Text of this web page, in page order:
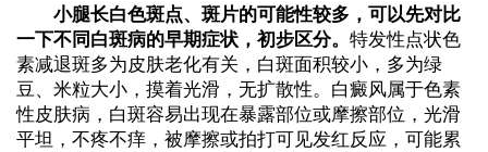
变多，与免疫、遗传等有关。若之前小腿有湿
疹、外伤等，愈合后也可能留下炎症后色素减
退斑，通常会慢慢恢复。...
小腿长白色斑点、斑片的可能性较多，可以先对比
一下不同白斑病的早期症状，初步区分。 特发性点状色
素减退斑多为皮肤老化有关，白斑面积较小，多为绿
豆、米粒大小，摸着光滑，无扩散性。白癜风属于色素
性皮肤病，白斑容易出现在暴露部位或摩擦部位，光滑
平坦，不疼不痒，被摩擦或拍打可见发红反应，可能累